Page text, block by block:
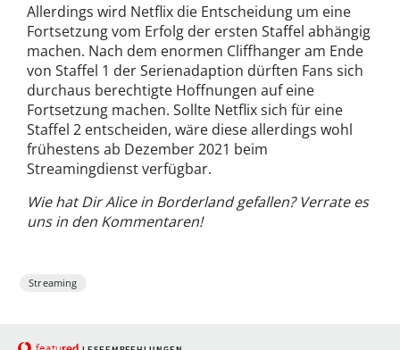
Allerdings wird Netflix die Entscheidung um eine
Fortsetzung vom Erfolg der ersten Staffel abhängig
machen. Nach dem enormen Cliffhanger am Ende
von Staffel 1 der Serienadaption dürften Fans sich
durchaus berechtigte Hoffnungen auf eine
Fortsetzung machen. Sollte Netflix sich für eine
Staffel 2 entscheiden, wäre diese allerdings wohl
frühestens ab Dezember 2021 beim
Streamingdienst verfügbar.
Wie hat Dir Alice in Borderland gefallen? Verrate es
uns in den Kommentaren!
Streaming